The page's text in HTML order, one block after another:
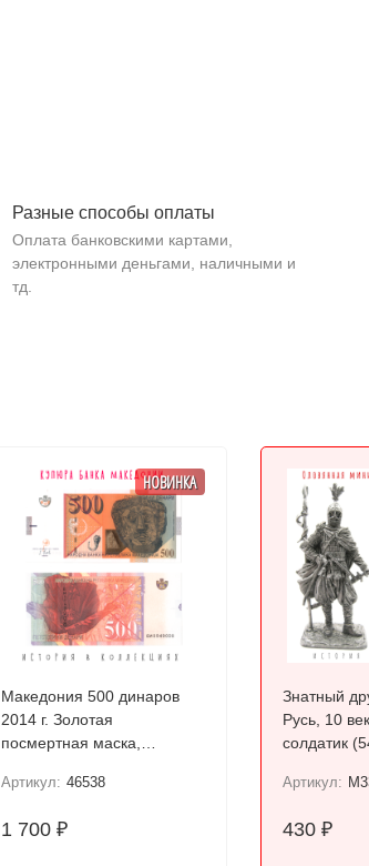
Разные способы оплаты
Оплата банковскими картами,
электронными деньгами, наличными и
тд.
НОВИНКА
Македония 500 динаров
2014 г. Золотая
посмертная маска,
Артикул: 46538
1 700₽
Знатный
Русь, 10
солдатик
Артикул:
430 ₽